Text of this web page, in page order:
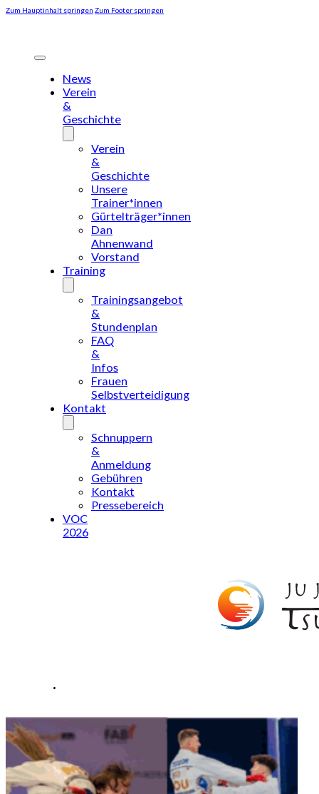
Zum Hauptinhalt springen Zum Footer springen
News
Verein
&
Geschichte
Verein
&
Geschichte
Unsere
Trainer*innen
Gürtelträger*innen
Dan
Ahnenwand
Vorstand
Training
Trainingsangebot
&
Stundenplan
FAQ
&
Infos
Frauen
Selbstverteidigung
Kontakt
Schnuppern
&
Anmeldung
Gebühren
Kontakt
Pressebereich
VOC
2026